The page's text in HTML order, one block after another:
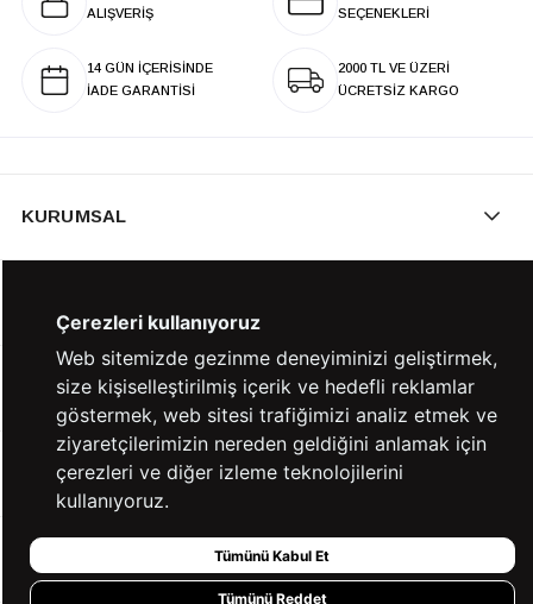
ALIŞVERİŞ
SEÇENEKLERİ
14 GÜN İÇERİSİNDE
İADE GARANTİSİ
2000 TL VE ÜZERİ
ÜCRETSİZ KARGO
KURUMSAL
YARDIM
BİZE ULAŞIN
HIZLI ERİŞİM
Çerezleri kullanıyoruz
Web sitemizde gezinme deneyiminizi geliştirmek,
size kişiselleştirilmiş içerik ve hedefli reklamlar
göstermek, web sitesi trafiğimizi analiz etmek ve
ziyaretçilerimizin nereden geldiğini anlamak için
çerezleri ve diğer izleme teknolojilerini
kullanıyoruz.
Tümünü Kabul Et
Tümünü Reddet